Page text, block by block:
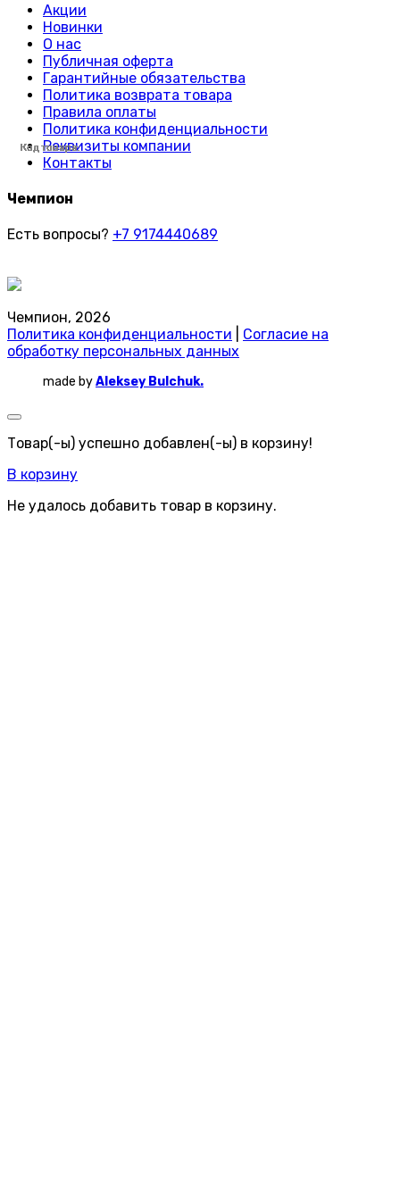
Код товара:
Код товара:
Код товара:
Код товара:
Код товара:
Код товара:
Код товара:
Код товара:
Код товара:
Код товара:
Код товара:
Код товара:
Код товара:
Код товара:
Код товара:
Код товара:
Код товара:
Код товара:
Код товара:
Код товара:
Код товара:
Код товара:
Код товара:
Код товара:
Акции
Новинки
О нас
Публичная оферта
Гарантийные обязательства
Политика возврата товара
Правила оплаты
Политика конфиденциальности
Реквизиты компании
Контакты
Чемпион
Есть вопросы? +7 9174440689
Чемпион, 2026
Политика конфиденциальности
Согласие на
обработку персональных данных
made byAleksey Bulchuk.
Товар(-ы) успешно добавлен(-ы) в корзину!
В корзину
Не удалось добавить товар в корзину.